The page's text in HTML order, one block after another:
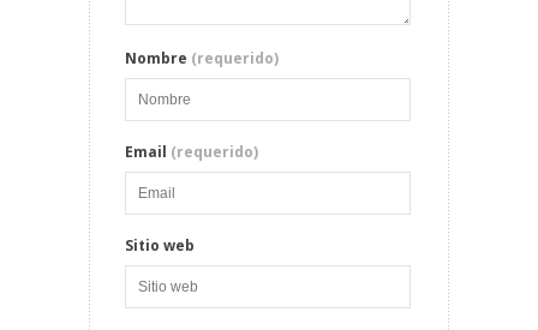
Nombre (requerido)
Email (requerido)
Sitio web